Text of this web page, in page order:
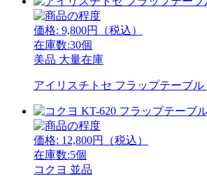
価格: 9,800円（税込）
在庫数:30個
美品 大量在庫
アイリスチトセ フラップテーブル
価格: 12,800円（税込）
在庫数:5個
コクヨ 並品